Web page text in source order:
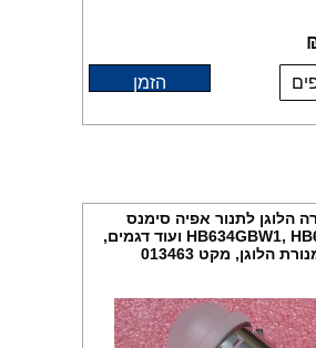
הזמן
הלוגן לתנור אפיה סימנס
HB634GBW1, HB634GBS/35 ועוד דגמים,
הלוגן, מקט 013463